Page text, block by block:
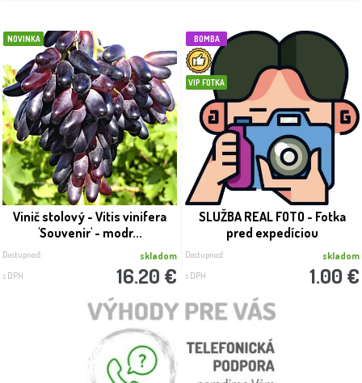
NOVINKA
Vinič stolový - Vitis vinifera
'Souvenir' - modr...
Dostupnosť: skladom
s DPH 16.20 €
BOMBA
VIP FOTKA
SLUŽBA REAL FOTO - Fotka
pred expedíciou
Dostupnosť: skladom
s DPH 1.00 €